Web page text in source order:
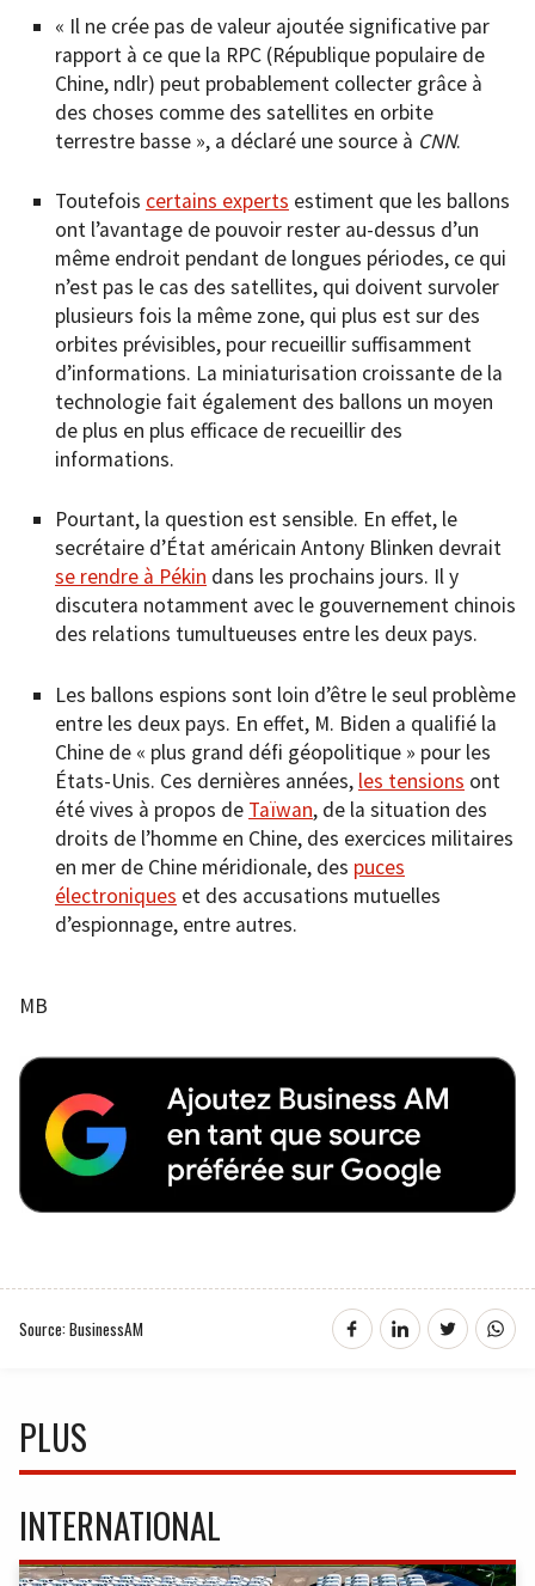
« Il ne crée pas de valeur ajoutée significative par
rapport à ce que la RPC (République populaire de
Chine, ndlr) peut probablement collecter grâce à
des choses comme des satellites en orbite
terrestre basse », a déclaré une source à CNN.
Toutefois certains experts estiment que les ballons
ont l’avantage de pouvoir rester au-dessus d’un
même endroit pendant de longues périodes, ce qui
n’est pas le cas des satellites, qui doivent survoler
plusieurs fois la même zone, qui plus est sur des
orbites prévisibles, pour recueillir suffisamment
d’informations. La miniaturisation croissante de la
technologie fait également des ballons un moyen
de plus en plus efficace de recueillir des
informations.
Pourtant, la question est sensible. En effet, le
secrétaire d’État américain Antony Blinken devrait
se rendre à Pékin dans les prochains jours. Il y
discutera notamment avec le gouvernement chinois
des relations tumultueuses entre les deux pays.
Les ballons espions sont loin d’être le seul problème
entre les deux pays. En effet, M. Biden a qualifié la
Chine de « plus grand défi géopolitique » pour les
États-Unis. Ces dernières années, les tensions ont
été vives à propos de Taïwan, de la situation des
droits de l’homme en Chine, des exercices militaires
en mer de Chine méridionale, des puces
électroniques et des accusations mutuelles
d’espionnage, entre autres.
MB
Source: BusinessAM
PLUS
INTERNATIONAL